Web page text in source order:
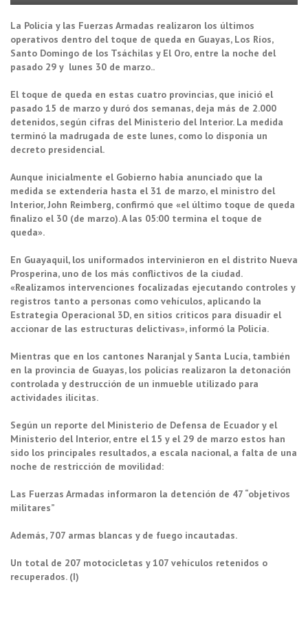
La Policía y las Fuerzas Armadas realizaron los últimos
operativos dentro del toque de queda en Guayas, Los Ríos,
Santo Domingo de los Tsáchilas y El Oro, entre la noche del
pasado 29 y lunes 30 de marzo..
El toque de queda en estas cuatro provincias, que inició el
pasado 15 de marzo y duró dos semanas, deja más de 2.000
detenidos, según cifras del Ministerio del Interior. La medida
terminó la madrugada de este lunes, como lo disponía un
decreto presidencial.
Aunque inicialmente el Gobierno había anunciado que la
medida se extendería hasta el 31 de marzo, el ministro del
Interior, John Reimberg, confirmó que «el último toque de queda
finalizo el 30 (de marzo). A las 05:00 termina el toque de
queda».
En Guayaquil, los uniformados intervinieron en el distrito Nueva
Prosperina, uno de los más conflictivos de la ciudad.
«Realizamos intervenciones focalizadas ejecutando controles y
registros tanto a personas como vehículos, aplicando la
Estrategia Operacional 3D, en sitios críticos para disuadir el
accionar de las estructuras delictivas», informó la Policía.
Mientras que en los cantones Naranjal y Santa Lucía, también
en la provincia de Guayas, los policías realizaron la detonación
controlada y destrucción de un inmueble utilizado para
actividades ilícitas.
Según un reporte del Ministerio de Defensa de Ecuador y el
Ministerio del Interior, entre el 15 y el 29 de marzo estos han
sido los principales resultados, a escala nacional, a falta de una
noche de restricción de movilidad:
Las Fuerzas Armadas informaron la detención de 47 “objetivos
militares”
Además, 707 armas blancas y de fuego incautadas.
Un total de 207 motocicletas y 107 vehículos retenidos o
recuperados. (I)